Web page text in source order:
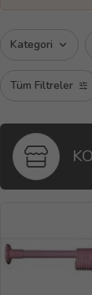
Kategori
Tüm Filtreler